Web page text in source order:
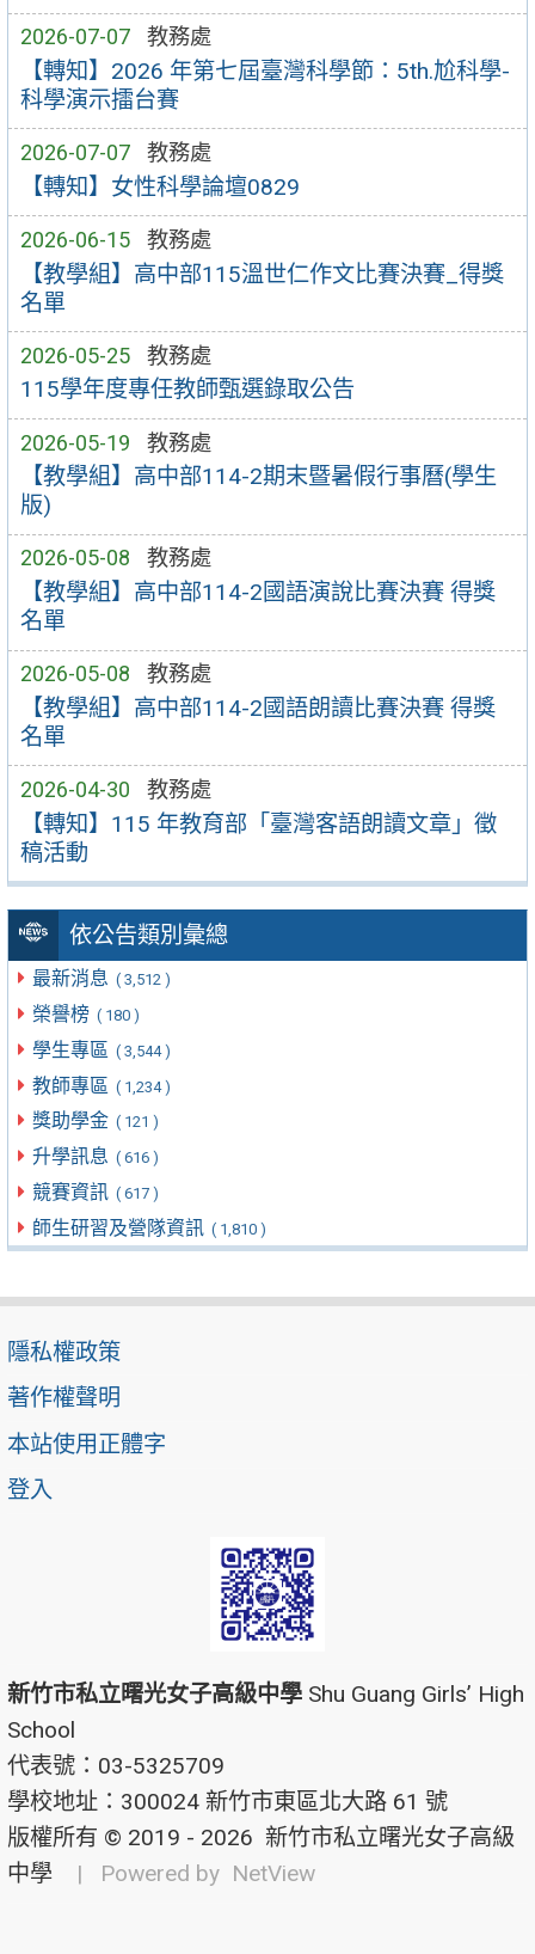
2026-07-07 教務處
【轉知】2026 年第七屆臺灣科學節：5th.尬科學-
科學演示擂台賽
2026-07-07 教務處
【轉知】女性科學論壇0829
2026-06-15 教務處
【教學組】高中部115溫世仁作文比賽決賽_得獎
名單
2026-05-25 教務處
115學年度專任教師甄選錄取公告
2026-05-19 教務處
【教學組】高中部114-2期末暨暑假行事曆(學生
版)
2026-05-08 教務處
【教學組】高中部114-2國語演說比賽決賽 得獎
名單
2026-05-08 教務處
【教學組】高中部114-2國語朗讀比賽決賽 得獎
名單
2026-04-30 教務處
【轉知】115 年教育部「臺灣客語朗讀文章」徵
稿活動
依公告類別彙總
最新消息 ( 3,512 )
榮譽榜 ( 180 )
學生專區 ( 3,544 )
教師專區 ( 1,234 )
獎助學金 ( 121 )
升學訊息 ( 616 )
競賽資訊 ( 617 )
師生研習及營隊資訊 ( 1,810 )
隱私權政策
著作權聲明
本站使用正體字
登入
新竹市私立曙光女子高級中學 Shu Guang Girls’ High
School
代表號：03-5325709
學校地址：300024 新竹市東區北大路 61 號
版權所有 © 2019 - 2026 新竹市私立曙光女子高級
中學
| Powered by NetView